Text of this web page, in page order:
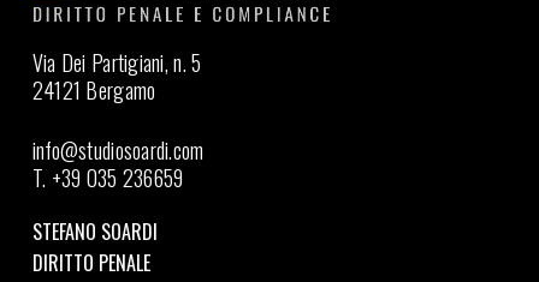
Via Dei Partigiani, n. 5
24121 Bergamo
info@studiosoardi.com
T. +39 035 236659
STEFANO SOARDI
DIRITTO PENALE